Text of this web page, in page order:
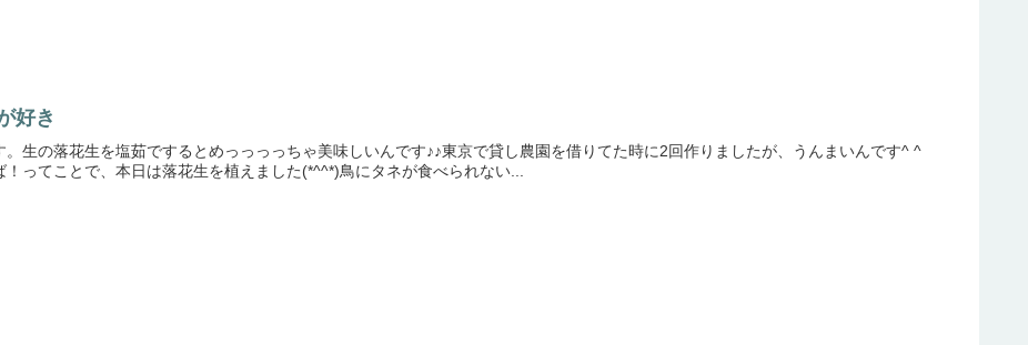
好き
。生の落花生を塩茹でするとめっっっっちゃ美味しいんです♪♪東京で貸し農園を借りてた時に2回作りましたが、うんまいんです^ ^
ってことで、本日は落花生を植えました(*^^*)鳥にタネが食べられない...